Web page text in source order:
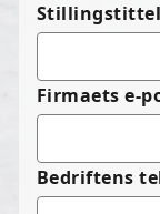
Stillingstittel
Firmaets e-
Bedriftens